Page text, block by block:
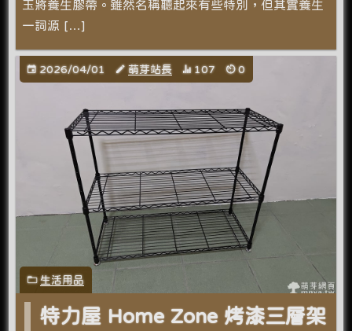
玉將養生膠帶。雖然名稱聽起來有些特別，但其實養生
一詞源 […]
2026/04/01 萌芽站長 107 0
生活用品
特力屋 Home Zone 烤漆三層架